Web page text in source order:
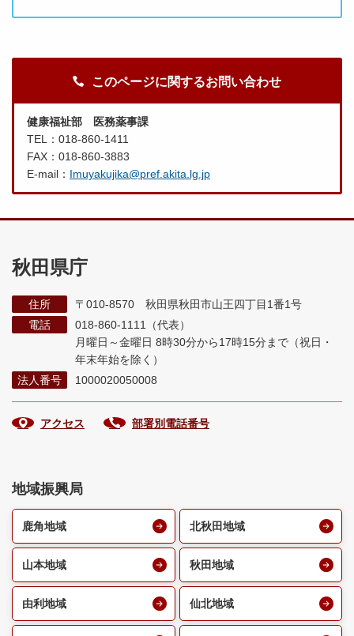
このページに関するお問い合わせ
健康福祉部 医務薬事課
TEL：018-860-1411
FAX：018-860-3883
E-mail： Imuyakujika@pref.akita.lg.jp
秋田県庁
住所
〒010-8570 秋田県秋田市山王四丁目1番1号
電話
018-860-1111（代表）
月曜日～金曜日 8時30分から17時15分まで （祝日・
年末年始を除く）
法人番号
1000020050008
アクセス 部署別電話番号
地域振興局
鹿角地域 北秋田地域
山本地域 秋田地域
由利地域 仙北地域